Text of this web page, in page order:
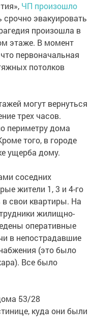
ЧП произошло
эвакуировать
произошла в
этаже. В момент
первоначальная
потолков
могут вернуться
трех часов.
периметру дома
того, в городе
ущерба дому.
соседних
жители 1, 3 и 4-го
свои квартиры. На
жилищно-
оперативные
в непострадавшие
(это было
Все было
53/28
куда они были